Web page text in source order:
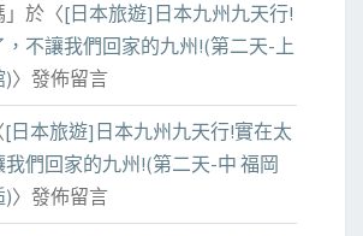
」於〈[日本旅遊]日本九州九天行!
不讓我們回家的九州!(第二天-上
)〉發佈留言
[日本旅遊]日本九州九天行!實在太
們回家的九州!(第二天-中 福岡
)〉發佈留言